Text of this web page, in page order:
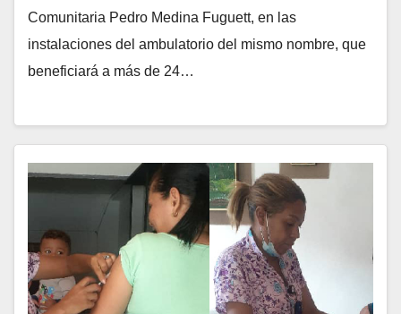
Comunitaria Pedro Medina Fuguett, en las
instalaciones del ambulatorio del mismo nombre, que
beneficiará a más de 24…